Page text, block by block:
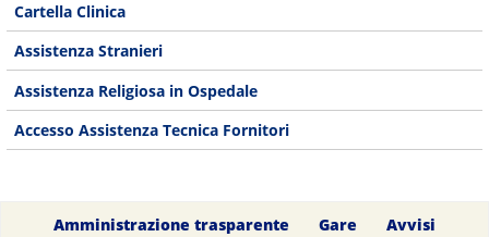
Cartella Clinica
Assistenza Stranieri
Assistenza Religiosa in Ospedale
Accesso Assistenza Tecnica Fornitori
Amministrazione trasparente Gare Avvisi